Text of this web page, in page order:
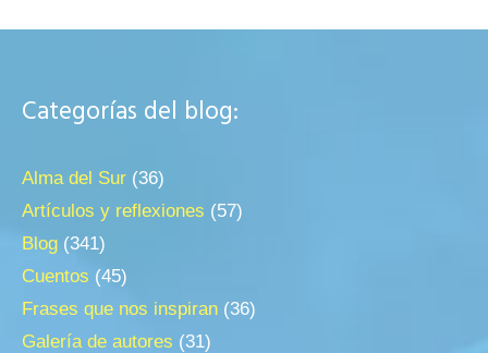
Categorías del blog:
Alma del Sur (36)
Artículos y reflexiones (57)
Blog (341)
Cuentos (45)
Frases que nos inspiran (36)
Galería de autores (31)